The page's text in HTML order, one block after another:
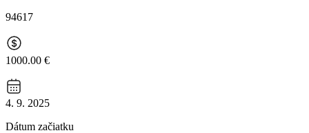
94617
1000.00 €
4. 9. 2025
Dátum začiatku